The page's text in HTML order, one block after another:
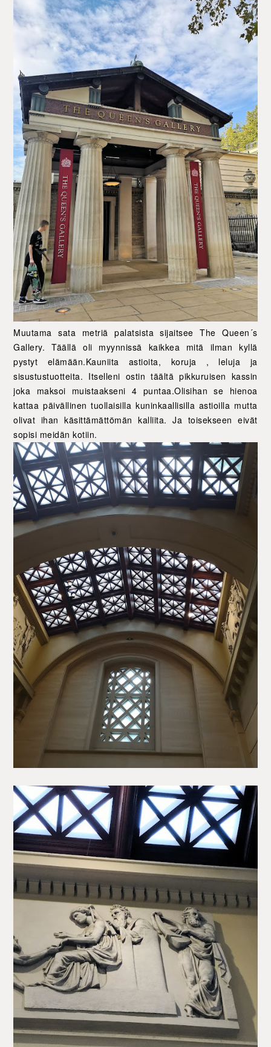
Muutama sata metriä palatsista sijaitsee The Queen´s
Gallery. Täällä oli myynnissä kaikkea mitä ilman kyllä
pystyt elämään.Kauniita astioita, koruja , leluja ja
sisustustuotteita. Itselleni ostin täältä pikkuruisen kassin
joka maksoi muistaakseni 4 puntaa.Olisihan se hienoa
kattaa päivällinen tuollaisilla kuninkaallisilla astioilla mutta
olivat ihan käsittämättömän kalliita. Ja toisekseen eivät
sopisi meidän kotiin.